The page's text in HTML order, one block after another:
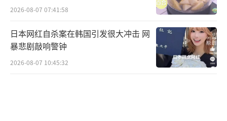
2026-08-07 07:41:58
日本网红自杀案在韩国引发很大冲击 网
暴悲剧敲响警钟
2026-08-07 10:45:32